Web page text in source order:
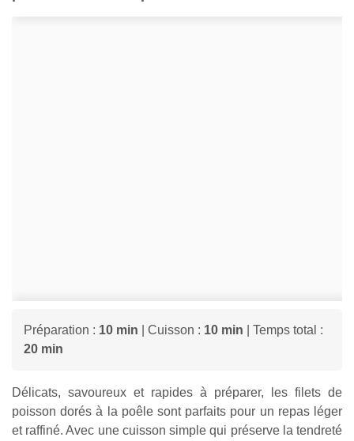
Préparation : 10 min | Cuisson : 10 min | Temps total :
20 min
Délicats, savoureux et rapides à préparer, les filets de
poisson dorés à la poêle sont parfaits pour un repas léger
et raffiné. Avec une cuisson simple qui préserve la tendreté